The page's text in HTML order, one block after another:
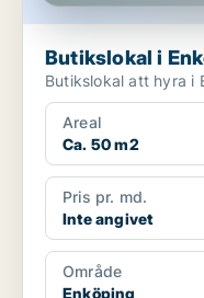
Butikslokal i
Butikslokal att hyra i
Areal
Ca. 50 m2
Pris pr. md.
Inte angivet
Område
Enköping